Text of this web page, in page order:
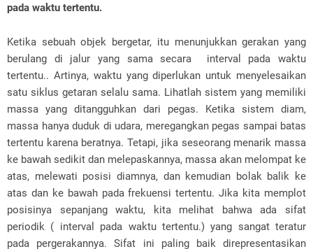
pada waktu tertentu.
Ketika sebuah objek bergetar, itu menunjukkan gerakan yang
berulang di jalur yang sama secara
interval pada waktu
tertentu.. Artinya, waktu yang diperlukan untuk menyelesaikan
satu siklus getaran selalu sama. Lihatlah sistem yang memiliki
massa yang ditangguhkan dari pegas. Ketika sistem diam,
massa hanya duduk di udara, meregangkan pegas sampai batas
tertentu karena beratnya. Tetapi, jika seseorang menarik massa
ke bawah sedikit dan melepaskannya, massa akan melompat ke
atas, melewati posisi diamnya, dan kemudian bolak balik ke
atas dan ke bawah pada frekuensi tertentu. Jika kita memplot
posisinya sepanjang waktu, kita melihat bahwa ada sifat
periodik ( interval pada waktu tertentu.)yang sangat teratur
pada pergerakannya. Sifat ini paling baik direpresentasikan